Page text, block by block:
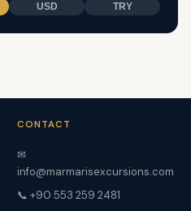
USD TRY
CONTACT
✉
info@marmarisexcursions.com
📞 +90 553 259 2481